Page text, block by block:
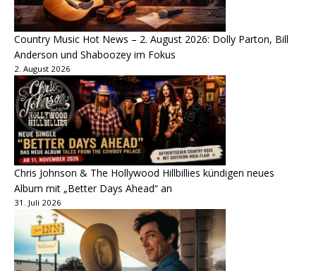
Country Music Hot News – 2. August 2026: Dolly Parton, Bill
Anderson und Shaboozey im Fokus
2. August 2026
Chris Johnson & The Hollywood Hillbillies kündigen neues
Album mit „Better Days Ahead“ an
31. Juli 2026